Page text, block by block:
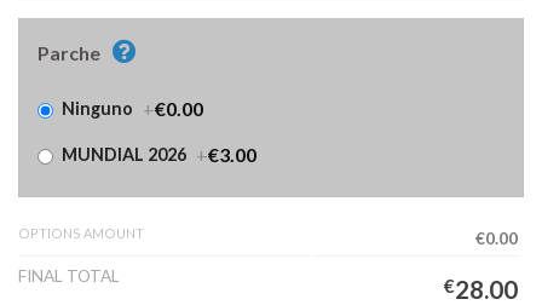
Parche
Ninguno +€0.00
MUNDIAL 2026 +€3.00
OPTIONS AMOUNT
€0.00
FINAL TOTAL
€28.00